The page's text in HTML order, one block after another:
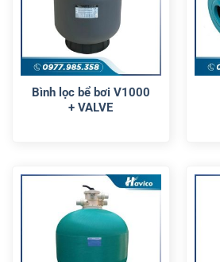
Bình lọc bể bơi V1000
+ VALVE